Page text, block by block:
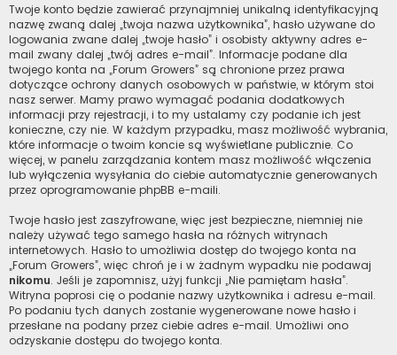
Twoje konto będzie zawierać przynajmniej unikalną identyfikacyjną
nazwę zwaną dalej „twoja nazwa użytkownika”, hasło używane do
logowania zwane dalej „twoje hasło” i osobisty aktywny adres e-
mail zwany dalej „twój adres e-mail”. Informacje podane dla
twojego konta na „Forum Growers” są chronione przez prawa
dotyczące ochrony danych osobowych w państwie, w którym stoi
nasz serwer. Mamy prawo wymagać podania dodatkowych
informacji przy rejestracji, i to my ustalamy czy podanie ich jest
konieczne, czy nie. W każdym przypadku, masz możliwość wybrania,
które informacje o twoim koncie są wyświetlane publicznie. Co
więcej, w panelu zarządzania kontem masz możliwość włączenia
lub wyłączenia wysyłania do ciebie automatycznie generowanych
przez oprogramowanie phpBB e-maili.
Twoje hasło jest zaszyfrowane, więc jest bezpieczne, niemniej nie
należy używać tego samego hasła na różnych witrynach
internetowych. Hasło to umożliwia dostęp do twojego konta na
„Forum Growers”, więc chroń je i w żadnym wypadku nie podawaj
nikomu. Jeśli je zapomnisz, użyj funkcji „Nie pamiętam hasła”.
Witryna poprosi cię o podanie nazwy użytkownika i adresu e-mail.
Po podaniu tych danych zostanie wygenerowane nowe hasło i
przesłane na podany przez ciebie adres e-mail. Umożliwi ono
odzyskanie dostępu do twojego konta.